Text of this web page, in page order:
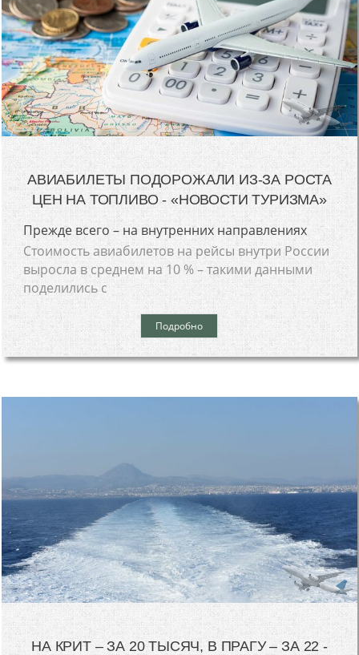
АВИАБИЛЕТЫ ПОДОРОЖАЛИ ИЗ-ЗА РОСТА
ЦЕН НА ТОПЛИВО - «НОВОСТИ ТУРИЗМА»
Прежде всего – на внутренних направлениях
Стоимость авиабилетов на рейсы внутри России
выросла в среднем на 10 % – такими данными
поделились с
Подробно
НА КРИТ – ЗА 20 ТЫСЯЧ, В ПРАГУ – ЗА 22 -